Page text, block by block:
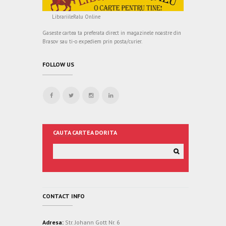
LibrariileRalu Online
Gaseste cartea ta preferata direct in magazinele noastre din
Brasov sau ti-o expediem prin posta/curier.
FOLLOW US
CAUTA CARTEA DORITA
CONTACT INFO
Adresa: Str. Johann Gott Nr. 6